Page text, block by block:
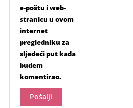
e-poštu i web-
stranicu u ovom
internet
pregledniku za
sljedeći put kada
budem
komentirao.